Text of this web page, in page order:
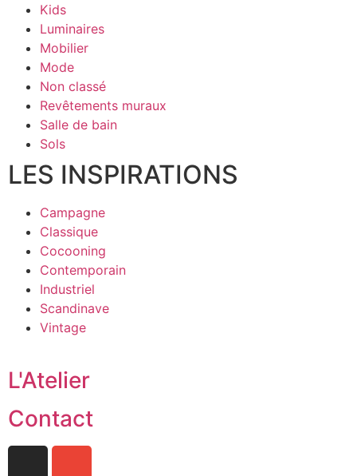
Kids
Luminaires
Mobilier
Mode
Non classé
Revêtements muraux
Salle de bain
Sols
LES INSPIRATIONS
Campagne
Classique
Cocooning
Contemporain
Industriel
Scandinave
Vintage
L'Atelier
Contact